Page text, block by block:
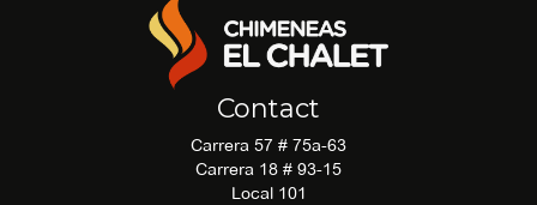
Contact
Carrera 57 # 75a-63
Carrera 18 # 93-15
Local 101